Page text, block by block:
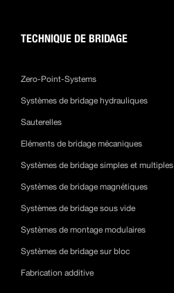
TECHNIQUE DE BRIDAGE
Zero-Point-Systems
Systèmes de bridage hydrauliques
Sauterelles
Eléments de bridage mécaniques
Systèmes de bridage simples et multiples
Systèmes de bridage magnétiques
Systèmes de bridage sous vide
Systèmes de montage modulaires
Systèmes de bridage sur bloc
Fabrication additive